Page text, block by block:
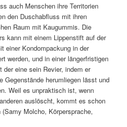
auch Menschen ihre Territorien
den Duschabfluss mit ihren
Raum mit Kaugummis. Die
kann mit einem Lippenstift auf der
einer Kondompackung in der
werden, und in einer längerfristigen
eine sein Revier, indem er
Gegenstände herumliegen lässt und
Weil es unpraktisch ist, wenn
auslöscht, kommt es schon
Molcho, Körpersprache,